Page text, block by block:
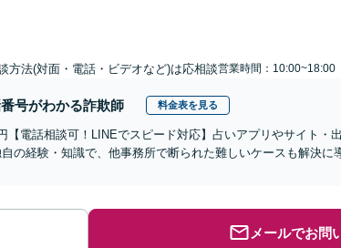
方法(対面・電話・ビデオなど)は応相談営業時間：10:00~18:00
号がわかる詐欺師 料金表を見る
【電話相談可！LINEでスピード対応】占いアプリやサイト・
の経験・知識で、他事務所で断られた難しいケースも解決に
メールでお問